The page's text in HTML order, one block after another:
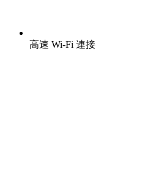
高速 Wi-Fi 連接